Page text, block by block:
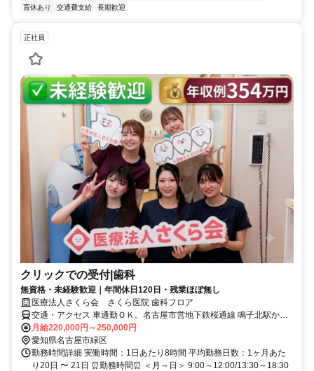
育休あり
交通費支給 長期歓迎
正社員
クリックでの受付|歯科
無資格・未経験歓迎｜年間休日120日・残業ほぼ無し
医療法人さくら会 さくら医院 歯科フロア
交通・アクセス 車通勤ＯＫ。名古屋市営地下鉄桜通線 鳴子北駅から
徒歩7分、名鉄鳴海駅から名古屋市営バス利用（鳴子町バス停から徒
歩3分）
月給220,000円～250,000円
愛知県名古屋市緑区
勤務時間詳細 実働時間：1日あたり8時間 平均勤務日数：1ヶ月あた
り20日 〜 21日 ⏰勤務時間⏰ ＜月～日＞ 9:00～12:00/13:30～18:30